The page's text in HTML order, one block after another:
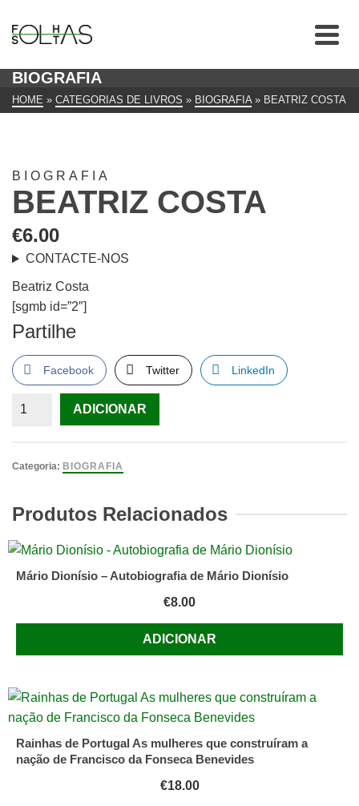
BIOGRAFIA
HOME » CATEGORIAS DE LIVROS » BIOGRAFIA » BEATRIZ COSTA
BIOGRAFIA
BEATRIZ COSTA
€6.00
CONTACTE-NOS
Beatriz Costa
[sgmb id=”2″]
Partilhe
Facebook Twitter LinkedIn
Quantidade
Costa
ADICIONAR
Categoria: BIOGRAFIA
Produtos Relacionados
Mário Dionísio – Autobiografia de Mário Dionísio
€8.00
ADICIONAR
Rainhas de Portugal As mulheres que construíram a
nação de Francisco da Fonseca Benevides
€18.00